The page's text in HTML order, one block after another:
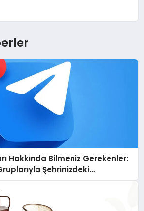
Hakkında Bilmeniz Gerekenler:
Şehrinizdeki